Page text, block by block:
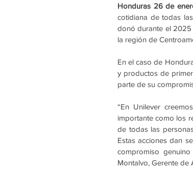
Honduras 26 de
cotidiana de todas
donó durante el 2025
la región de
En el caso de
y productos de
parte de su
“En Unilever
importante como los
de todas las
Estas acciones dan
compromiso
Montalvo, Gerente de